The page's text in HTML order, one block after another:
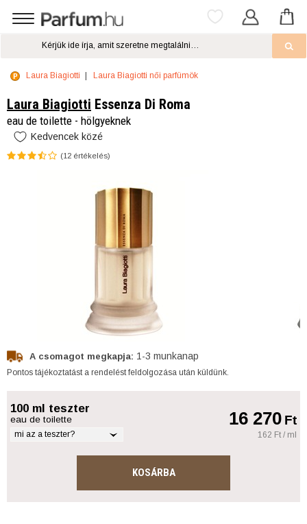
Laura Biagiotti Laura Biagiotti női parfümök
Laura Biagiotti Essenza Di Roma
eau de toilette - hölgyeknek
Kedvencek közé
(12 értékelés)
A csomagot megkapja: 1-3 munkanap
Pontos tájékoztatást a rendelést feldolgozása után küldünk.
100 ml teszter
eau de toilette
mi az a teszter?
16 270Ft
162 Ft / ml
KOSÁRBA